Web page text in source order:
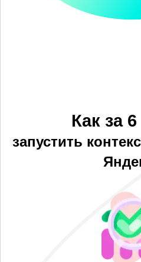
Как за
запустить